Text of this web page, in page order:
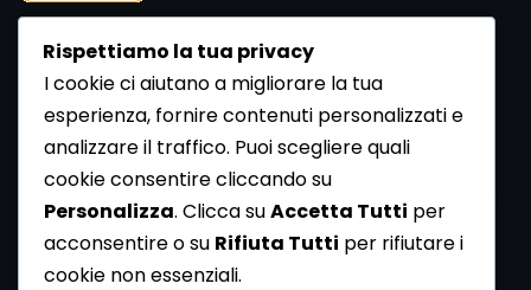
Newsletter
Se vuoi ricevere la Rivista gratuita di archeologia realizzata
dalla Redazione di ArcheoMedia iscriviti alla nostra
Newsletter [Clicca Qui]
Rispettiamo la tua privacy
I cookie ci aiutano a migliorare la tua
esperienza, fornire contenuti personalizzati e
analizzare il traffico. Puoi scegliere quali
cookie consentire cliccando su
Personalizza. Clicca suAccetta Tutti per
acconsentire o su Rifiuta Tutti per rifiutare i
cookie non essenziali.